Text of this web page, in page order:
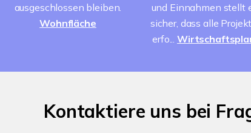
ausgeschlossen bleiben.
Wohnfläche
und Einnahmen stellt
sicher, dass alle
erfo...
Kontaktiere uns bei